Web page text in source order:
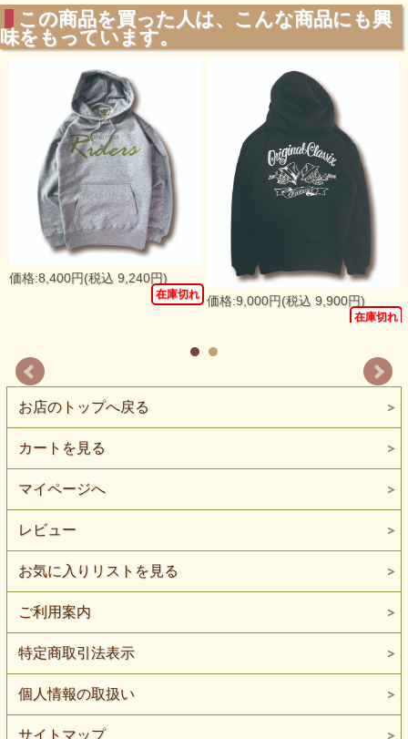
この商品を買った人は、こんな商品にも興
味をもっています。
価格:8,400円(税込 9,240円)
在庫切れ
価格:9,000円(税込 9,900円)
在庫切れ
お店のトップへ戻る
カートを見る
マイページへ
レビュー
お気に入りリストを見る
ご利用案内
特定商取引法表示
個人情報の取扱い
サイトマップ